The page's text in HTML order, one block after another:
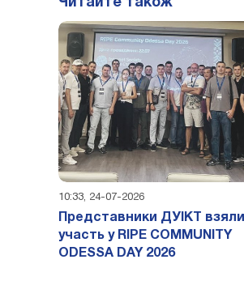
Читайте також
10:33, 24-07-2026
Представники ДУІКТ взяли
участь у RIPE COMMUNITY
ODESSA DAY 2026